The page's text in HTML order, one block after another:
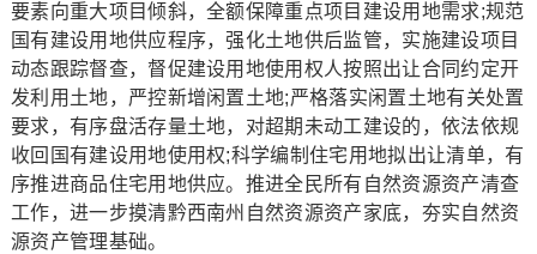
要素向重大项目倾斜，全额保障重点项目建设用地需求;规范
国有建设用地供应程序，强化土地供后监管，实施建设项目
动态跟踪督查，督促建设用地使用权人按照出让合同约定开
发利用土地，严控新增闲置土地;严格落实闲置土地有关处置
要求，有序盘活存量土地，对超期未动工建设的，依法依规
收回国有建设用地使用权;科学编制住宅用地拟出让清单，有
序推进商品住宅用地供应。推进全民所有自然资源资产清查
工作，进一步摸清黔西南州自然资源资产家底，夯实自然资
源资产管理基础。